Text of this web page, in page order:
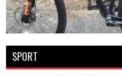
SPORT